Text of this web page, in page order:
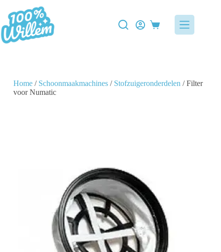
Home/ Schoonmaakmachines/ Stofzuigeronderdelen / Filter
voor Numatic